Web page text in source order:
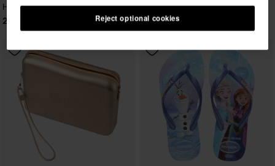
Havaianas Brasil
25,99 €
Reject optional cookies